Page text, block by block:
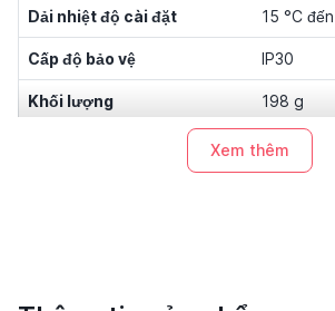
Dải nhiệt độ cài đặt 15 °C
Cấp độ bảo vệ IP30
Khối lượng 198 g
Chiều cao hoạt động tối đa 2000 m
Xem thêm